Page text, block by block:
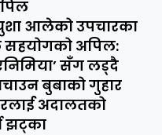
आलेको उपचारका
सहयोगको अपिल:
सँग लड्दै
बुबाको गुहार
अदालतको
झट्का